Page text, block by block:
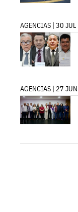
AGENCIAS | 30 JUL
AGENCIAS | 27 JUN